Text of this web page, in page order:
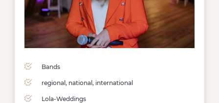
Bands
regional, national, international
Lola-Weddings